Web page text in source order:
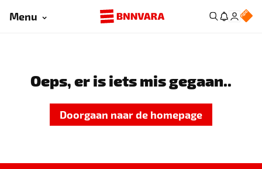
Menu
Oeps, er is iets mis gegaan..
Doorgaan naar de homepage